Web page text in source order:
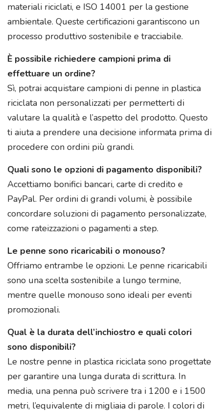
materiali riciclati, e ISO 14001 per la gestione
ambientale. Queste certificazioni garantiscono un
processo produttivo sostenibile e tracciabile.
È possibile richiedere campioni prima di
effettuare un ordine?
Sì, potrai acquistare campioni di penne in plastica
riciclata non personalizzati per permetterti di
valutare la qualità e l’aspetto del prodotto. Questo
ti aiuta a prendere una decisione informata prima di
procedere con ordini più grandi.
Quali sono le opzioni di pagamento disponibili?
Accettiamo bonifici bancari, carte di credito e
PayPal. Per ordini di grandi volumi, è possibile
concordare soluzioni di pagamento personalizzate,
come rateizzazioni o pagamenti a step.
Le penne sono ricaricabili o monouso?
Offriamo entrambe le opzioni. Le penne ricaricabili
sono una scelta sostenibile a lungo termine,
mentre quelle monouso sono ideali per eventi
promozionali.
Qual è la durata dell’inchiostro e quali colori
sono disponibili?
Le nostre penne in plastica riciclata sono progettate
per garantire una lunga durata di scrittura. In
media, una penna può scrivere tra i 1200 e i 1500
metri, l’equivalente di migliaia di parole. I colori di